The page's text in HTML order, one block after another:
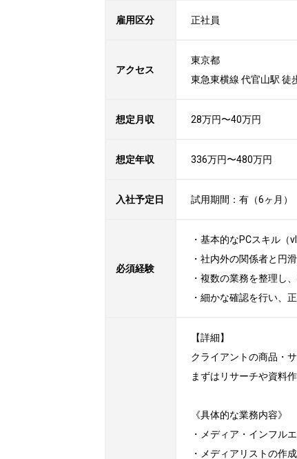
雇用区分 正社員
アクセス
東京都
東急東横線 代官山駅 徒
想定月収 28万円〜40万円
想定年収 336万円〜480万円
入社予定日 試用期間：有（6ヶ月）
必須経験
・基本的なPCスキル（
・社内外の関係者と円
・複数の業務を整理し
・細かな確認を行い、
【詳細】
クライアントの商品・
まずはリサーチや資料
《具体的な業務内容》
・メディア・インフル
・メディアリストの作